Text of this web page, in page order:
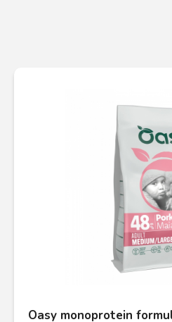
Oasy monoprotein